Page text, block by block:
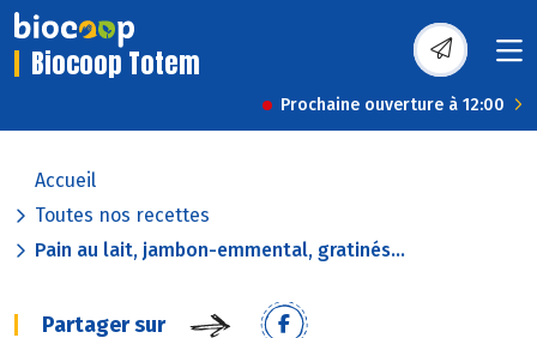
Biocoop Totem
Prochaine ouverture à 12:00
Accueil
Toutes nos recettes
Pain au lait, jambon-emmental, gratinés...
Partager sur